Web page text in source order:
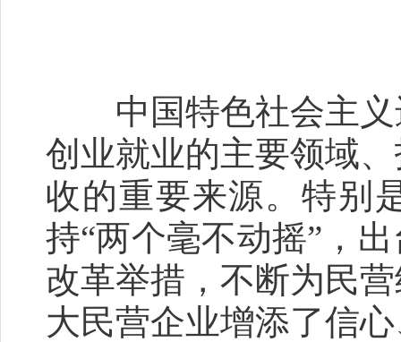
中国特色社会主义
创业就业的主要领域
收的重要来源。特别
持“两个毫不动摇”，
改革举措，不断为民
大民营企业增添了信